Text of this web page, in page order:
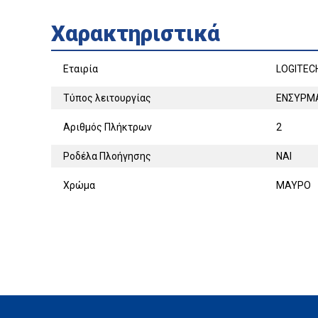
Χαρακτηριστικά
Εταιρία
Τύπος λειτουργίας
Αριθμός Πλήκτρων 2
Ροδέλα Πλοήγησης ΝΑΙ
Χρώμα ΜΑΥΡΟ